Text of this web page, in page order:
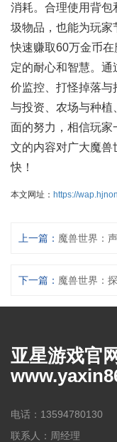
消耗。合理使用背包
圾物品，也能为玩家
快速赚取60万金币
定的耐心和智慧。
价监控、打怪掉落与
与投资、农场与种植
面的努力，相信玩家
文的内容对广大魔兽
快！
本文网址： https://
上一篇： 魔兽世界：
下一篇： 魔兽世界：
亚星游戏官
电话：13594780130
联系人：周经理